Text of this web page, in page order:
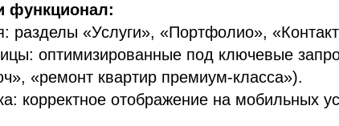
функционал:
разделы «Услуги», «Портфолио»,
оптимизированные под ключевые
«ремонт квартир премиум-класса»).
корректное отображение на мобильных